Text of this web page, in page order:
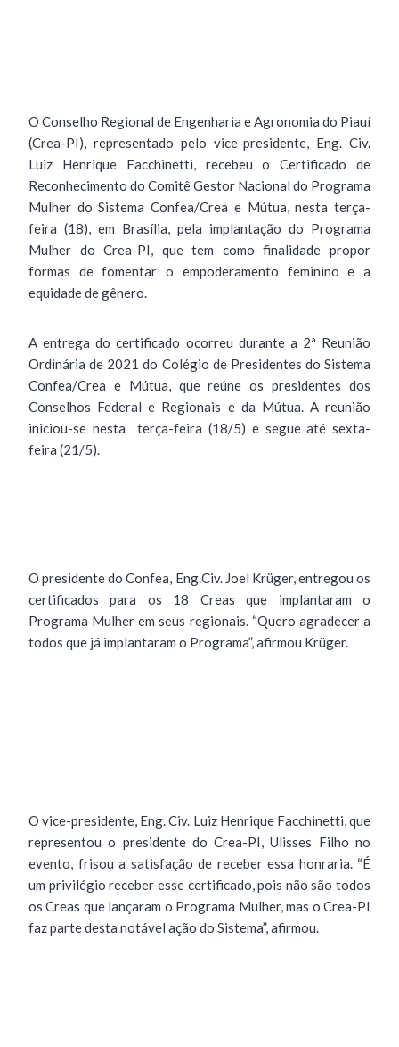
O Conselho Regional de Engenharia e Agronomia do Piauí
(Crea-PI), representado pelo vice-presidente, Eng. Civ.
Luiz Henrique Facchinetti, recebeu o Certificado de
Reconhecimento do Comitê Gestor Nacional do Programa
Mulher do Sistema Confea/Crea e Mútua, nesta terça-
feira (18), em Brasília, pela implantação do Programa
Mulher do Crea-PI, que tem como finalidade propor
formas de fomentar o empoderamento feminino e a
equidade de gênero.
A entrega do certificado ocorreu durante a 2ª Reunião
Ordinária de 2021 do Colégio de Presidentes do Sistema
Confea/Crea e Mútua, que reúne os presidentes dos
Conselhos Federal e Regionais e da Mútua. A reunião
iniciou-se nesta terça-feira (18/5) e segue até sexta-
feira (21/5).
O presidente do Confea, Eng.Civ. Joel Krüger, entregou os
certificados para os 18 Creas que implantaram o
Programa Mulher em seus regionais. “Quero agradecer a
todos que já implantaram o Programa”, afirmou Krüger.
O vice-presidente, Eng. Civ. Luiz Henrique Facchinetti, que
representou o presidente do Crea-PI, Ulisses Filho no
evento, frisou a satisfação de receber essa honraria. “É
um privilégio receber esse certificado, pois não são todos
os Creas que lançaram o Programa Mulher, mas o Crea-PI
faz parte desta notável ação do Sistema”, afirmou.